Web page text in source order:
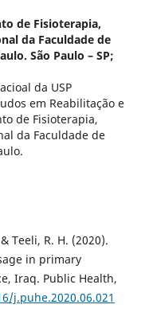
de Fisioterapia,
da Faculdade de
São Paulo – SP;
da USP
em Reabilitação e
de Fisioterapia,
da Faculdade de
Teeli, R. H. (2020).
in primary
Iraq. Public Health,
j.puhe.2020.06.021